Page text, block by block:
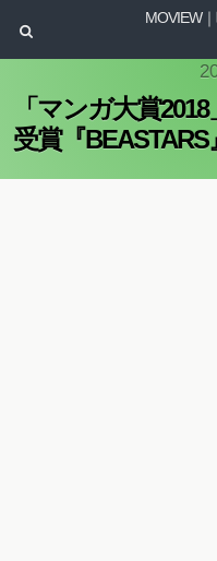
MOVIEW
「マンガ大賞
受賞『